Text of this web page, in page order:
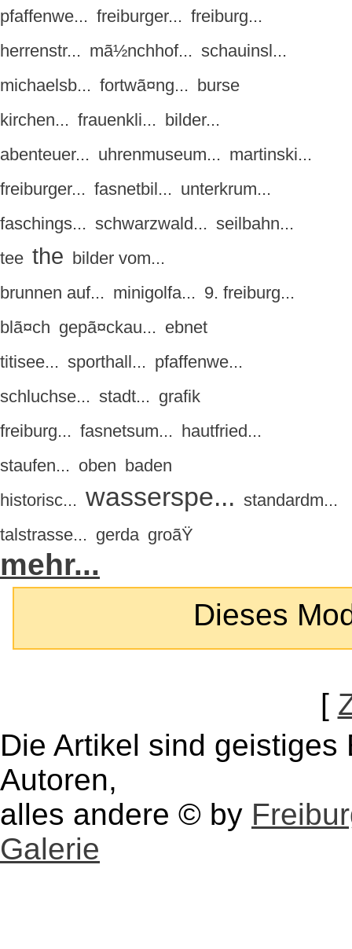
pfaffenwe... freiburger... freiburg...
herrenstr... mã½nchhof... schauinsl...
michaelsb... fortwã¤ng... burse
kirchen... frauenkli... bilder...
abenteuer... uhrenmuseum... martinski...
freiburger... fasnetbil... unterkrum...
faschings... schwarzwald... seilbahn...
tee the bilder vom...
brunnen auf... minigolfa... 9. freiburg...
blã¤ch gepã¤ckau... ebnet
titisee... sporthall... pfaffenwe...
schluchse... stadt... grafik
freiburg... fasnetsum... hautfried...
staufen... oben baden
historisc... wasserspe... standardm...
talstrasse... gerda groãŸ
mehr...
Dieses
[
Die Artikel sind
Autoren,
alles andere © by
Galerie